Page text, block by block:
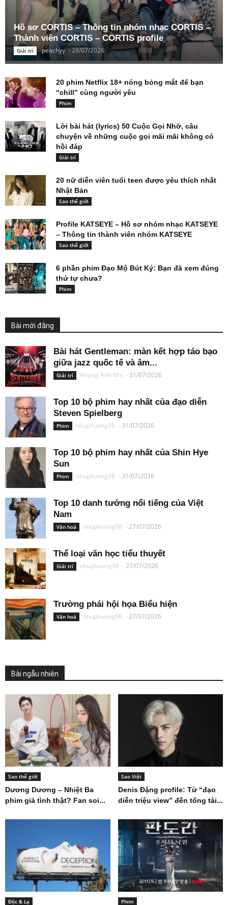
Hồ sơ CORTIS – Thông tin nhóm nhạc CORTIS –
Thành viên CORTIS – CORTIS profile
Giải trí peachyy -28/07/2026
20 phim Netflix 18+ nóng bỏng mắt để bạn
“chill” cùng người yêu
Phim
Lời bài hát (lyrics) 50 Cuộc Gọi Nhỡ, câu
chuyện về những cuộc gọi mãi mãi không có
hồi đáp
Giải trí
20 nữ diễn viên tuổi teen được yêu thích nhất
Nhật Bản
Sao thế giới
Profile KATSEYE – Hồ sơ nhóm nhạc KATSEYE
– Thông tin thành viên nhóm KATSEYE
Sao thế giới
6 phần phim Đạo Mộ Bút Ký: Bạn đã xem đúng
thứ tự chưa?
Phim
Bài mới đăng
Bài hát Gentleman: màn kết hợp táo bạo
giữa jazz quốc tế và âm...
Giải trí Hoàng Anh Nhi - 31/07/2026
Top 10 bộ phim hay nhất của đạo diễn
Steven Spielberg
Phim nhuphuong98 - 31/07/2026
Top 10 bộ phim hay nhất của Shin Hye
Sun
Phim nhuphuong98 - 31/07/2026
Top 10 danh tướng nổi tiếng của Việt
Nam
Văn hoá nhuphuong98 -27/07/2026
Thể loại văn học tiểu thuyết
Giải trí nhuphuong98 -27/07/2026
Trường phái hội họa Biểu hiện
Văn hoá nhuphuong98 -27/07/2026
Bài ngẫu nhiên
Sao thế giới
Dương Dương – Nhiệt Ba
phim giả tình thật? Fan soi...
Sao Việt
Denis Đặng profile: Từ “đạo
diễn triệu view” đến tổng tài...
Độc & Lạ Phim